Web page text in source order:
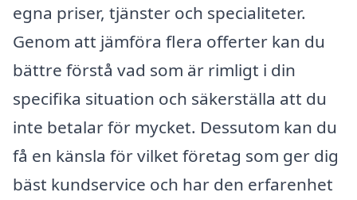
egna priser, tjänster och specialiteter.
Genom att jämföra flera offerter kan du
bättre förstå vad som är rimligt i din
specifika situation och säkerställa att du
inte betalar för mycket. Dessutom kan du
få en känsla för vilket företag som ger dig
bäst kundservice och har den erfarenhet